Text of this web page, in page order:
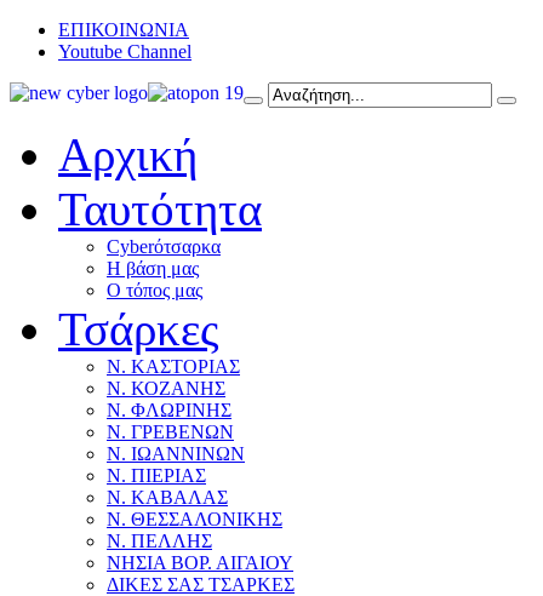
ΕΠΙΚΟΙΝΩΝΙΑ
Youtube Channel
Αρχική
Ταυτότητα
Cyberότσαρκα
Η βάση μας
Ο τόπος μας
Τσάρκες
Ν. ΚΑΣΤΟΡΙΑΣ
Ν. ΚΟΖΑΝΗΣ
Ν. ΦΛΩΡΙΝΗΣ
Ν. ΓΡΕΒΕΝΩΝ
Ν. ΙΩΑΝΝΙΝΩΝ
Ν. ΠΙΕΡΙΑΣ
Ν. ΚΑΒΑΛΑΣ
Ν. ΘΕΣΣΑΛΟΝΙΚΗΣ
Ν. ΠΕΛΛΗΣ
ΝΗΣΙΑ ΒΟΡ. ΑΙΓΑΙΟΥ
ΔΙΚΕΣ ΣΑΣ ΤΣΑΡΚΕΣ